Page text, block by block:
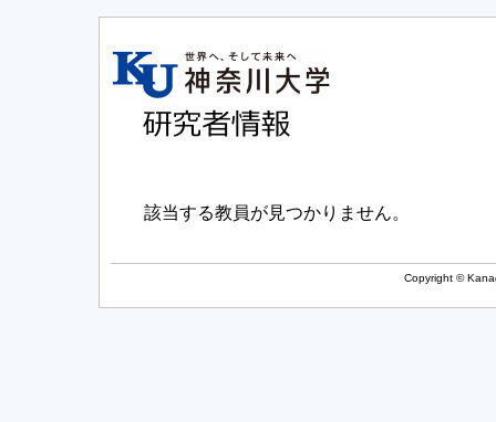
該当する教員が見つかりません。
Copyright ©